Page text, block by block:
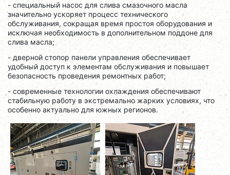
- специальный насос для слива смазочного масла
значительно ускоряет процесс технического
обслуживания, сокращая время простоя оборудования и
исключая необходимость в дополнительном поддоне для
слива масла;
- дверной стопор панели управления обеспечивает
удобный доступ к элементам обслуживания и повышает
безопасность проведения ремонтных работ;
- современные технологии охлаждения обеспечивают
стабильную работу в экстремально жарких условиях, что
особенно актуально для южных регионов.